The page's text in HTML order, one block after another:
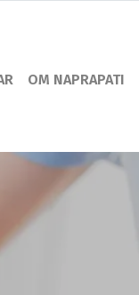
OM NAPRAPATI